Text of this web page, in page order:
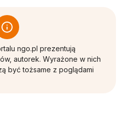
ngo.pl prezentują
autorek. Wyrażone w nich
być tożsame z poglądami